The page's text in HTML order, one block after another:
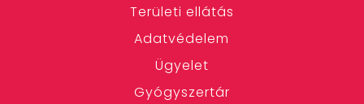
Területi ellátás
Adatvédelem
Ügyelet
Gyógyszertár